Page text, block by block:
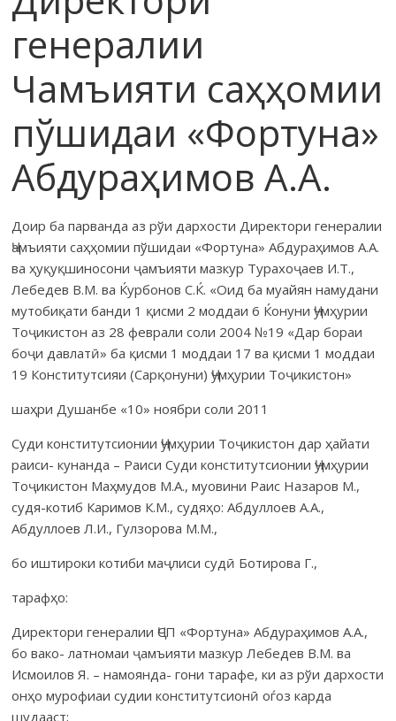
генералии
Чамъияти саҳҳомии
пўшидаи «Фортуна»
Абдураҳимов А.А.
Доир ба парванда аз рўи дархости Директори генералии
Ҷамъияти саҳҳомии пўшидаи «Фортуна» Абдураҳимов А.А.
ва ҳуқуқшиносони ҷамъияти мазкур Турахоҷаев И.Т.,
Лебедев В.М. ва Ќурбонов С.Ќ. «Оид ба муайян намудани
мутобиқати банди 1 қисми 2 моддаи 6 Ќонуни Ҷумҳурии
Тоҷикистон аз 28 феврали соли 2004 №19 «Дар бораи
боҷи давлатӣ» ба қисми 1 моддаи 17 ва қисми 1 моддаи
19 Конститутсияи (Сарқонуни) Ҷумҳурии Тоҷикистон»
шаҳри Душанбе «10» ноябри соли 2011
Суди конститутсионии Ҷумҳурии Тоҷикистон дар ҳайати
раиси- кунанда – Раиси Суди конститутсионии Ҷумҳурии
Тоҷикистон Маҳмудов М.А., муовини Раис Назаров М.,
судя-котиб Каримов К.М., судяҳо: Абдуллоев А.А.,
Абдуллоев Л.И., Гулзорова М.М.,
бо иштироки котиби маҷлиси судӣ Ботирова Г.,
тарафҳо:
Директори генералии ҶСП «Фортуна» Абдураҳимов А.А.,
бо вако- латномаи ҷамъияти мазкур Лебедев В.М. ва
Исмоилов Я. – намоянда- гони тарафе, ки аз рўи дархости
онҳо мурофиаи судии конститутсионӣ оѓоз карда
шудааст;